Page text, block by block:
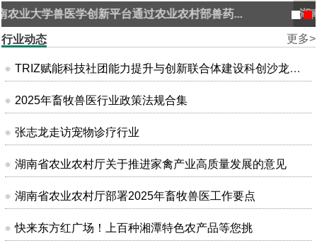
湖南省畜牧兽医学会赴云南循环农业产业研究院调...
更多>
行业动态
TRIZ赋能科技社团能力提升与创新联合体建设科创沙龙在昆明成功举办
2025年畜牧兽医行业政策法规合集
张志龙走访宠物诊疗行业
湖南省农业农村厅关于推进家禽产业高质量发展的意见
湖南省农业农村厅部署2025年畜牧兽医工作要点
快来东方红广场！上百种湘潭特色农产品等您挑